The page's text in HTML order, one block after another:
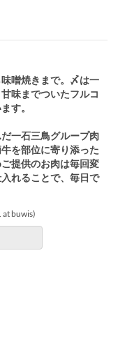
噌焼きまで。〆は一
味までついたフルコ
す。
一石三鳥グループ肉
を部位に寄り添った
提供のお肉は毎回変
れることで、毎日で
at buwis)